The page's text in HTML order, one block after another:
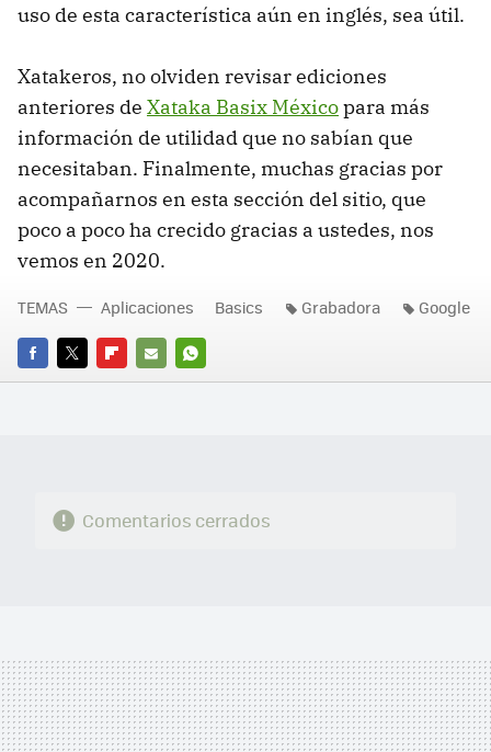
uso de esta característica aún en inglés, sea útil.
Xatakeros, no olviden revisar ediciones
anteriores de Xataka Basix Méxicopara más
información de utilidad que no sabían que
necesitaban. Finalmente, muchas gracias por
acompañarnos en esta sección del sitio, que
poco a poco ha crecido gracias a ustedes, nos
vemos en 2020.
FACEBOOK
TWITTERFLIPBOARD
E-
WHATSAPP
TEMAS Aplicaciones Basics Grabadora Google
Comentarios cerrados